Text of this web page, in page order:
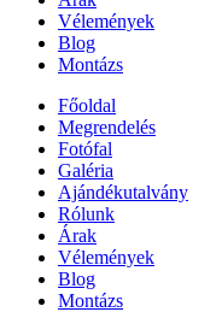
Vélemények
Blog
Montázs
Főoldal
Megrendelés
Fotófal
Galéria
Ajándékutalvány
Rólunk
Árak
Vélemények
Blog
Montázs